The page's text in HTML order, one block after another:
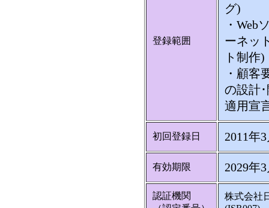
登録範囲
グ)
・Web
ーネッ
ト制作)
・顧客
の設計
適用宣
初回登録日 2011年
有効期限 2029年
認証機関
株式会社